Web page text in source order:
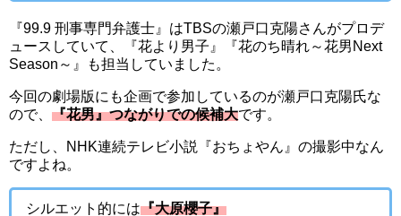
『99.9 刑事専門弁護士』はTBSの瀬戸口克陽さんがプロデ
ュースしていて、『花より男子』『花のち晴れ～花男Next
Season～』も担当していました。
今回の劇場版にも企画で参加しているのが瀬戸口克陽氏な
ので、 『花男』つながりでの候補大です。
ただし、NHK連続テレビ小説『おちょやん』の撮影中なん
ですよね。
シルエット的には『大原櫻子』